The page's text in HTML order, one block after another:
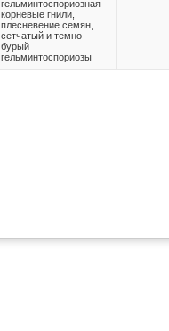
гельминтоспориозная
корневые гнили,
плесневение семян,
сетчатый и темно-
бурый
гельминтоспориозы